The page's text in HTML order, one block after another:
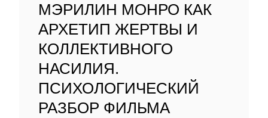
МЭРИЛИН МОНРО КАК
АРХЕТИП ЖЕРТВЫ И
КОЛЛЕКТИВНОГО
НАСИЛИЯ.
ПСИХОЛОГИЧЕСКИЙ
РАЗБОР ФИЛЬМА